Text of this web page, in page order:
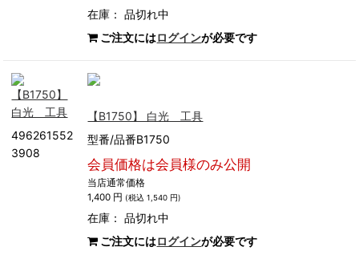
在庫：品切れ中
ご注文にはログインが必要です
496261552
3908
【B1750】 白光 工具
型番/品番B1750
会員価格は会員様のみ公開
当店通常価格
1,400 円 (税込 1,540 円)
在庫：品切れ中
ご注文にはログインが必要です